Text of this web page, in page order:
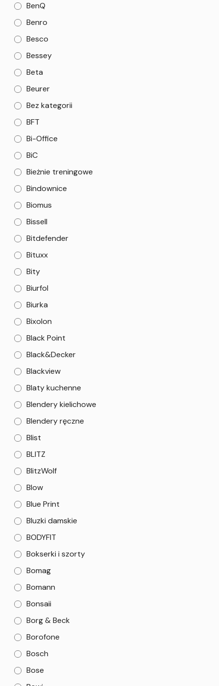
BenQ
Benro
Besco
Bessey
Beta
Beurer
Bez kategorii
BFT
Bi-Office
BiC
Bieżnie treningowe
Bindownice
Biomus
Bissell
Bitdefender
Bituxx
Bity
Biurfol
Biurka
Bixolon
Black Point
Black&Decker
Blackview
Blaty kuchenne
Blendery kielichowe
Blendery ręczne
Blist
BLITZ
BlitzWolf
Blow
Blue Print
Bluzki damskie
BODYFIT
Bokserki i szorty
Bomag
Bomann
Bonsaii
Borg & Beck
Borofone
Bosch
Bose